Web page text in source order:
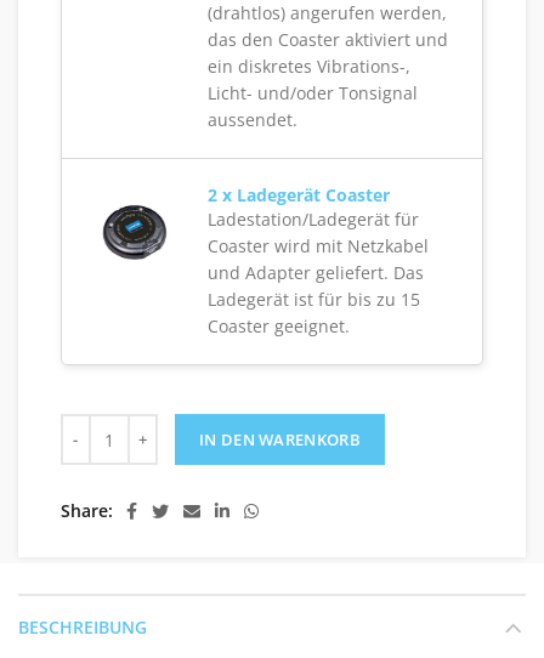
(drahtlos) angerufen werden,
das den Coaster aktiviert und
ein diskretes Vibrations-,
Licht- und/oder Tonsignal
aussendet.
2 x Ladegerät Coaster
Ladestation/Ladegerät für
Coaster wird mit Netzkabel
und Adapter geliefert. Das
Ladegerät ist für bis zu 15
Coaster geeignet.
IN DEN WARENKORB
Share
BESCHREIBUNG